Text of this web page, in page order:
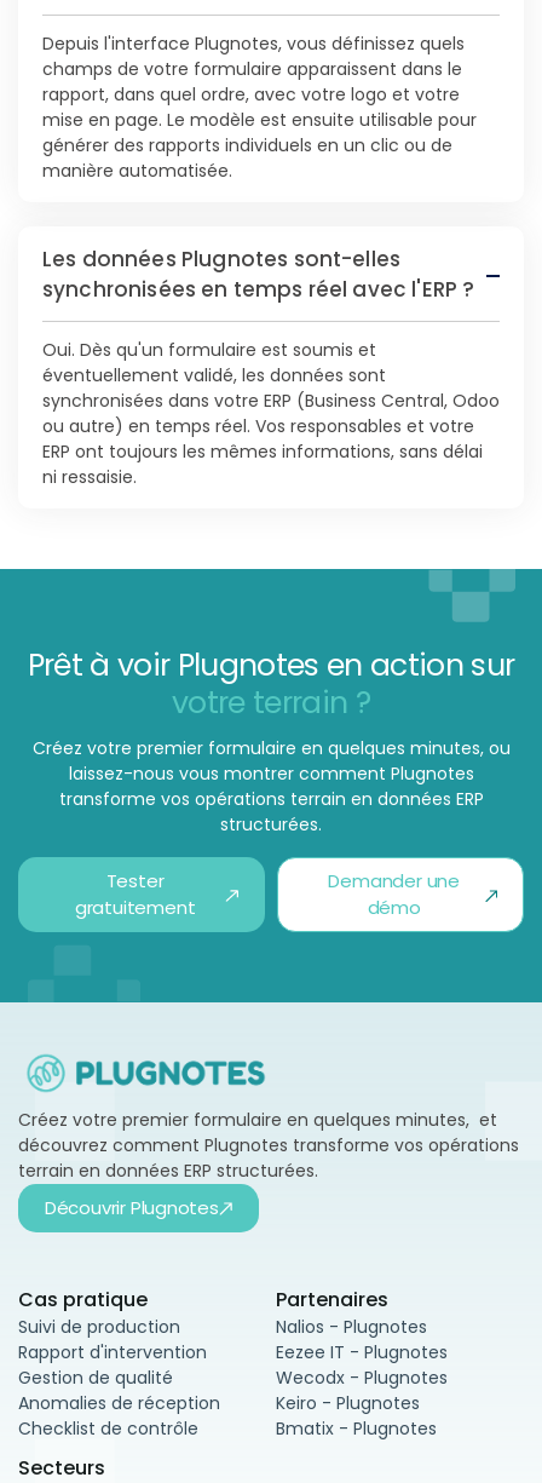
Depuis l'interface Plugnotes, vous définissez quels
champs de votre formulaire apparaissent dans le
rapport, dans quel ordre, avec votre logo et votre
mise en page. Le modèle est ensuite utilisable pour
générer des rapports individuels en un clic ou de
manière automatisée.
Les données Plugnotes sont-elles
synchronisées en temps réel avec l'ERP ?
Oui. Dès qu'un formulaire est soumis et
éventuellement validé, les données sont
synchronisées dans votre ERP (Business Central, Odoo
ou autre) en temps réel. Vos responsables et votre
ERP ont toujours les mêmes informations, sans délai
ni ressaisie.
Prêt à voir Plugnotes en action sur
votre terrain ?
Créez votre premier formulaire en quelques minutes, ou
laissez-nous vous montrer comment Plugnotes
transforme vos opérations terrain en données ERP
structurées.
Tester
gratuitement
Demander une
démo
Créez votre premier formulaire en quelques minutes, et
découvrez comment Plugnotes transforme vos opérations
terrain en données ERP structurées.
Découvrir Plugnotes
Cas pratique
Suivi de production
Rapport d'intervention
Gestion de qualité
Anomalies de réception
Checklist de contrôle
Secteurs
Partenaires
Nalios - Plugnotes
Eezee IT - Plugnotes
Wecodx - Plugnotes
Keiro - Plugnotes
Bmatix - Plugnotes